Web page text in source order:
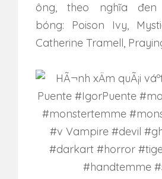
ông, theo nghĩa
bóng: Poison Ivy,
Catherine Tramell,